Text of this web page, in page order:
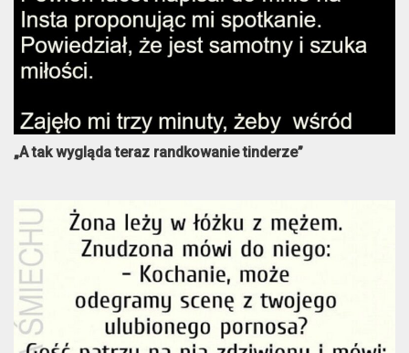
„A tak wygląda teraz randkowanie tinderze”